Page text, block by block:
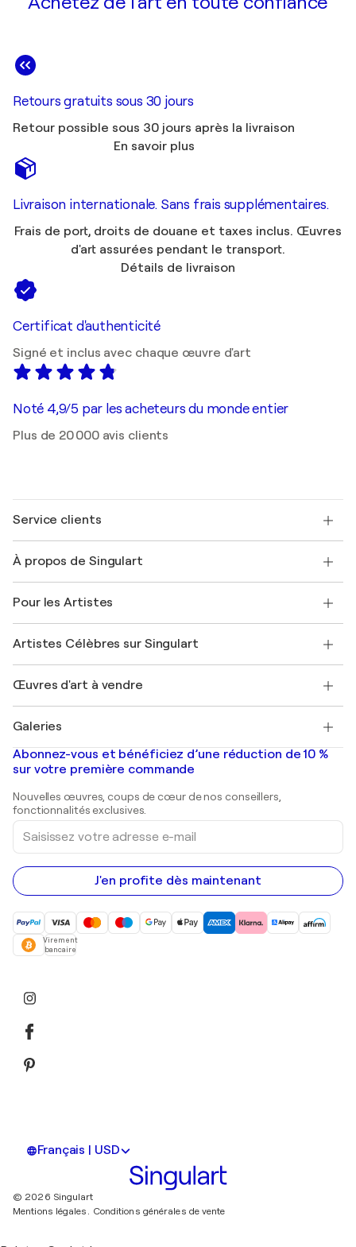
Retours gratuits sous 30 jours
Retour possible sous 30 jours après la livraison
En savoir plus
Livraison internationale. Sans frais supplémentaires.
Frais de port, droits de douane et taxes inclus. Œuvres
d'art assurées pendant le transport.
Détails de livraison
Certificat d'authenticité
Signé et inclus avec chaque œuvre d'art
Noté 4,9/5 par les acheteurs du monde entier
Plus de 20 000 avis clients
Service clients
Expédition
Offrir une carte cadeau
Rejoignez notre programme commercial
Mon compte
+33 1 76 44 06 42
À propos de Singulart
FAQ
Magazine Singulart
Emplois
Découvrez une sélection d'art original
Pour les Artistes
Se connecter en tant qu'Artiste
Artistes Célèbres sur Singulart
Marc Chagall
Banksy
Mr. Brainwash
Shepard Fairey
Œuvres d'art à vendre
Tableaux abstraits à vendre
Peintures de paysage
Estampes
Peintures acryliques
Galeries
Galeries d'art en France
Galeries d'art en Belgique
Abonnez-vous et bénéficiez d’une réduction de 10 %
sur votre première commande
Nouvelles œuvres, coups de cœur de nos conseillers,
fonctionnalités exclusives.
Saisissez
votre
adresse
e-
mail
J'en profite dès maintenant
Virement
bancaire
Français | USD
© 2026 Singulart
Mentions légales. Conditions générales de vente